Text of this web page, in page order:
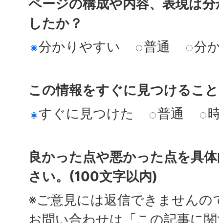
ページの構成や内容、表現は
したか？
分かりやすい
普通 分
この情報をすぐに見つけるこ
すぐに見つけた
普通
良かった点や悪かった点を具
さい。(100文字以内)
※ご意見には返信できませんの
お問い合わせは「この記事に